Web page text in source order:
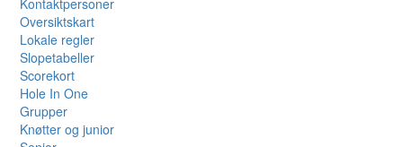
Kontaktpersoner
Oversiktskart
Lokale regler
Slopetabeller
Scorekort
Hole In One
Grupper
Knøtter og junior